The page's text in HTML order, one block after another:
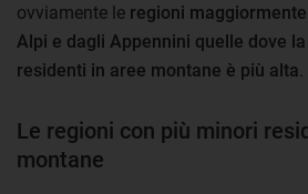
ovviamente le regioni
Alpi e dagli Appennini quelle dove
residenti in aree montane è più alta
Le regioni con più minori
montane